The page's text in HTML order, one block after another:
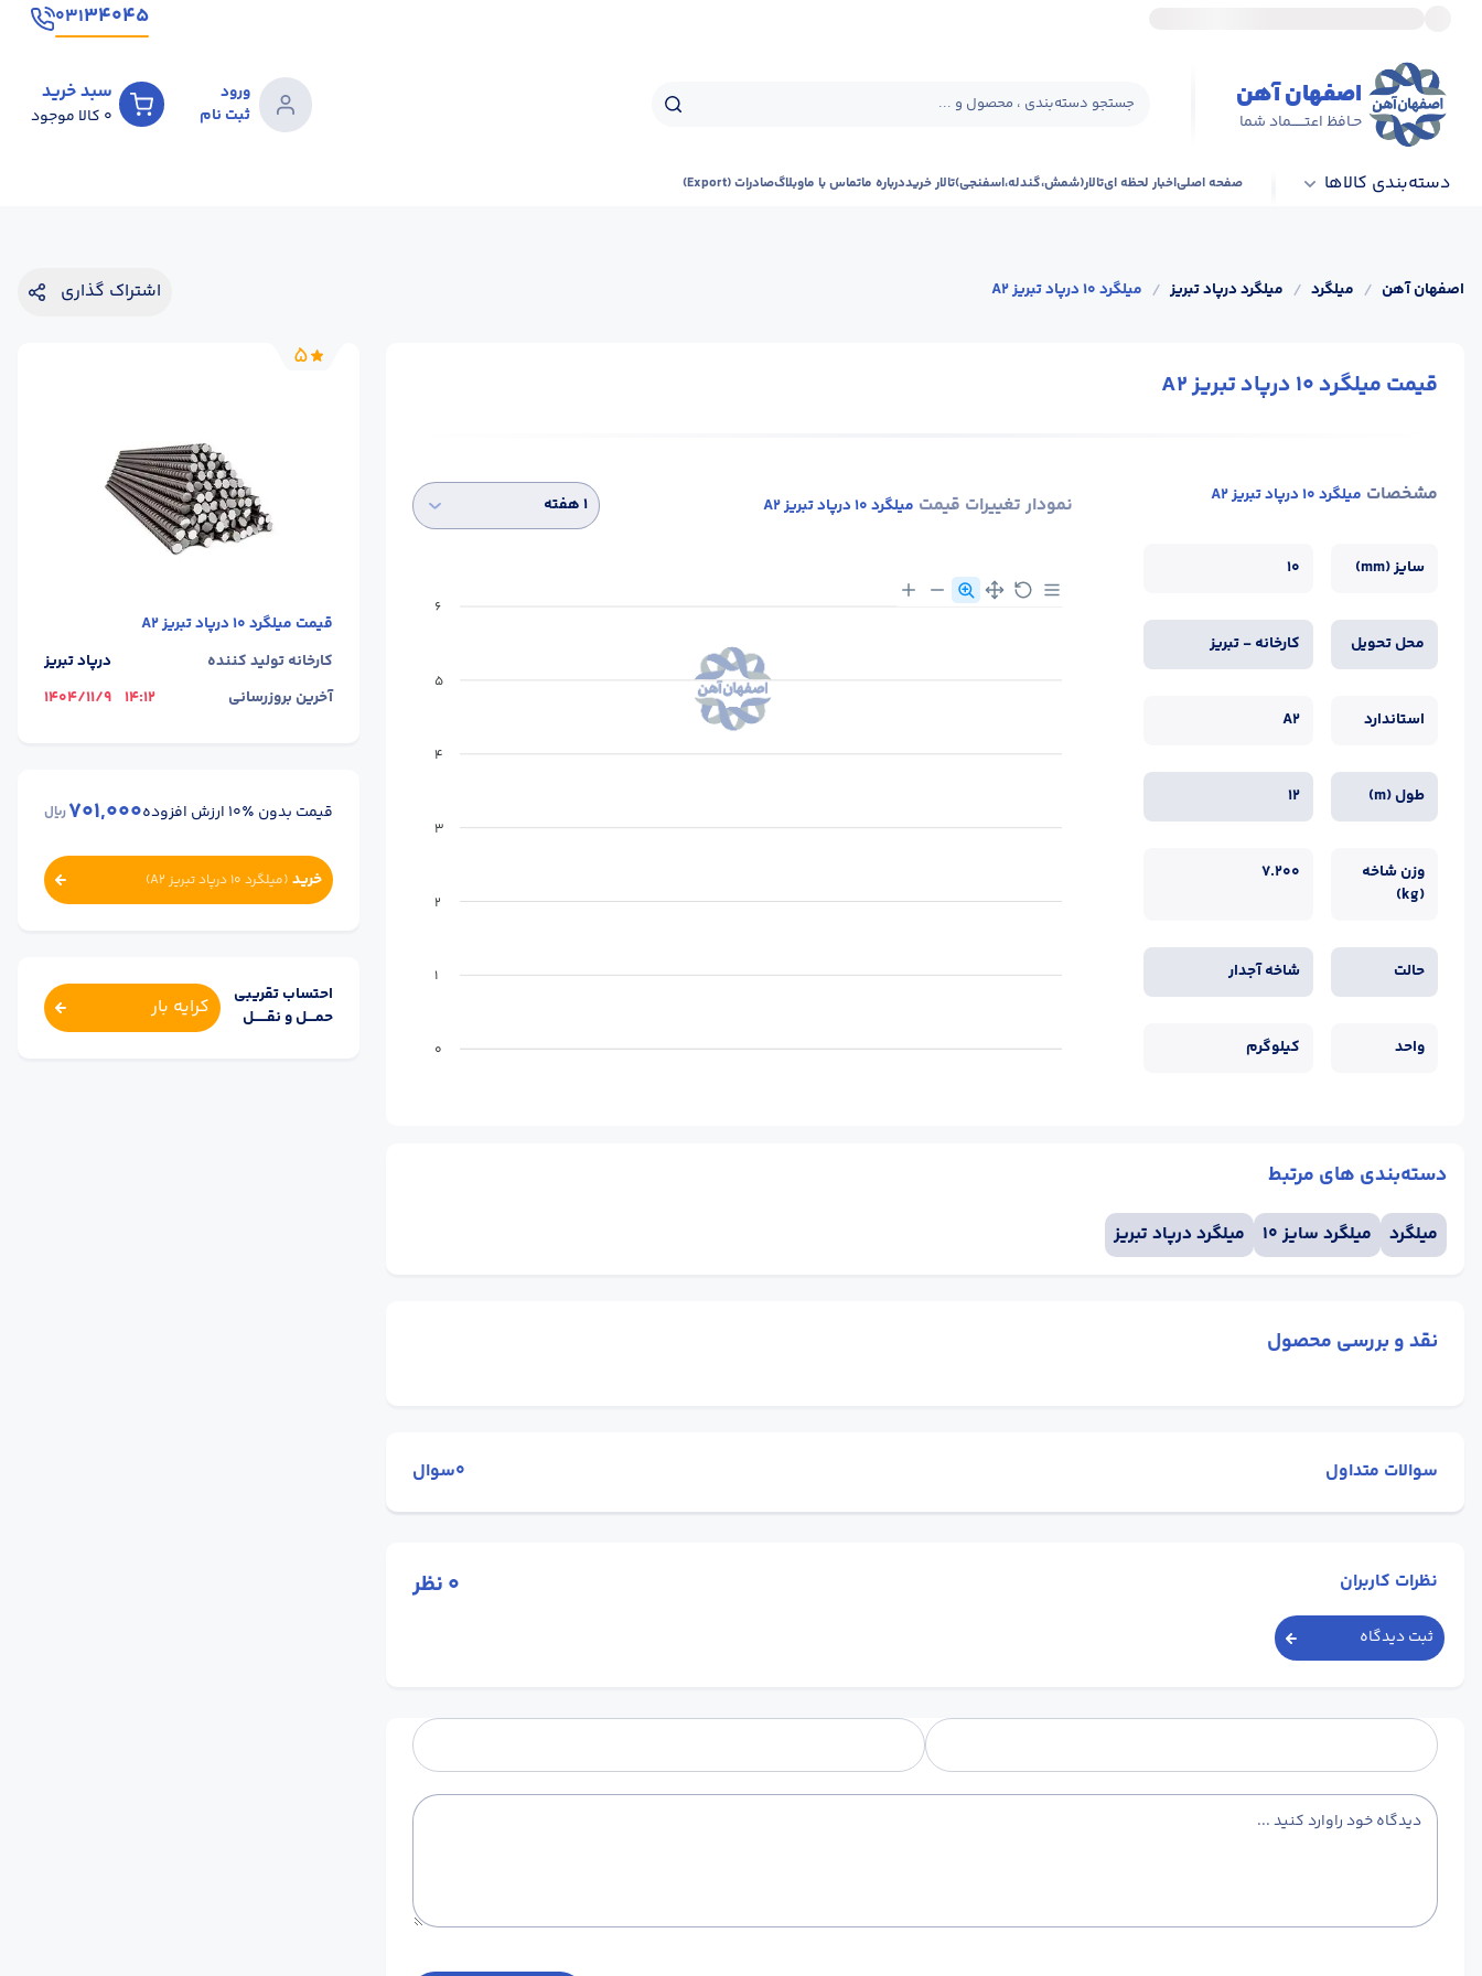
۳۴۰۴۵۰۳۱
اصفهان آهن
حـافظ اعتــــــماد شما
جستجو دسته‌بندی ، محصول و ...
ورود
ثبت نام
سبد خرید
0 کالا موجود
دسته‌بندی کالاها صفحه اصلیاخبار لحظه ایتالار(شمش،گندله،اسفنجی)تالار خریددرباره ماتماس با ماوبلاگصادرات (Export)
اصفهان آهن / میلگرد / میلگرد درپاد تبریز / میلگرد 10 درپاد تبریز A2 اشتراک گذاری
قیمت میلگرد 10 درپاد تبریز A2
مشخصات میلگرد 10 درپاد تبریز A2
سایز (mm) 10
محل تحویل کارخانه - تبریز
استاندارد A2
طول (m) 12
وزن شاخه
(kg)
7.200
حالت شاخه آجدار
واحد کیلوگرم
نمودار تغییرات قیمت میلگرد 10 درپاد تبریز A2 ۱ هفته
6
5
4
3
2
1
0
دسته‌بندی های مرتبط
میلگرد میلگرد سایز 10 میلگرد درپاد تبریز
نقد و بررسی محصول
سوالات متداول 0سوال
نظرات کاربران 0نظر
ثبت دیدگاه
5
قیمت میلگرد 10 درپاد تبریز A2
کارخانه تولید کننده
درپاد تبریز
آخرین بروزرسانی
14:12
1404/11/9
قیمت بدون ٪۱۰ ارزش افزوده 701,000ریال
خرید (میلگرد 10 درپاد تبریز A2 )
احتساب تقریبی
حمــــل و نقــــــل
کرایه بار